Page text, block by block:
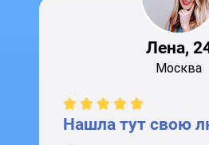
Лена,
Москва
Нашла тут свою